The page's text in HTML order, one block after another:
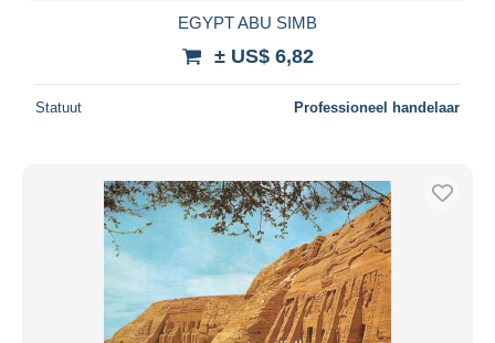
EGYPT ABU SIMB
± US$ 6,82
Statuut Professioneel handelaar